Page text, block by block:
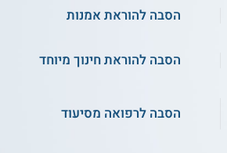
הסבה להוראת אמנות
הסבה להוראת חינוך מיוחד
הסבה לרפואה מסיעוד